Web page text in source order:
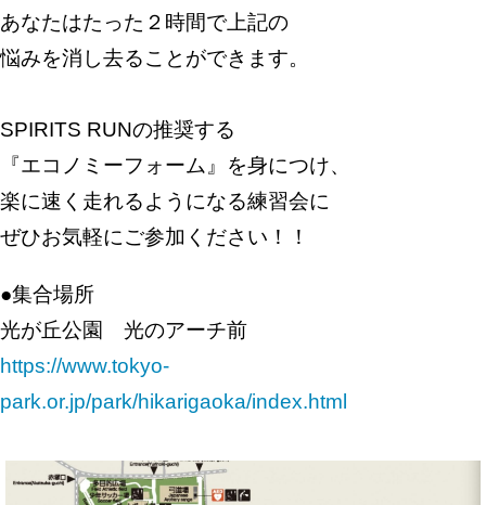
あなたはたった２時間で上記の
悩みを消し去ることができます。
SPIRITS RUNの推奨する
『エコノミーフォーム』を身につけ、
楽に速く走れるようになる練習会に
ぜひお気軽にご参加ください！！
●集合場所
光が丘公園 光のアーチ前
https://www.tokyo-
park.or.jp/park/hikarigaoka/index.html